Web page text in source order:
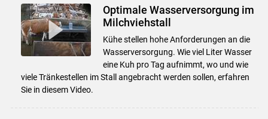
Optimale Wasserversorgung im
Milchviehstall
Kühe stellen hohe Anforderungen an die
Wasserversorgung. Wie viel Liter Wasser
eine Kuh pro Tag aufnimmt, wo und wie
viele Tränkestellen im Stall angebracht werden sollen, erfahren
Sie in diesem Video.